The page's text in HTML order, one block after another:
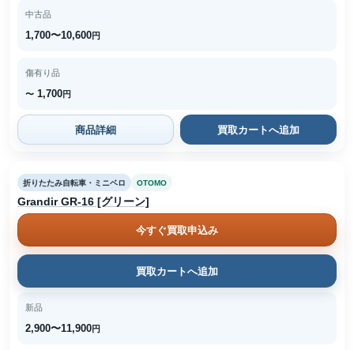
中古品
1,700〜10,600円
傷有り品
〜 1,700円
商品詳細 買取カートへ追加
折りたたみ自転車・ミニベロ OTOMO
Grandir GR-16 [グリーン]
今すぐ買取申込み
買取カートへ追加
新品
2,900〜11,900円